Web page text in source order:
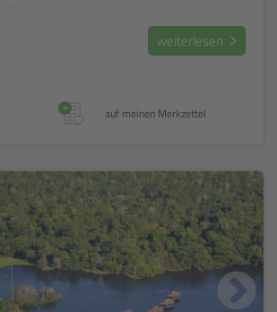
weiterlesen
auf meinen Merkzettel
+